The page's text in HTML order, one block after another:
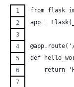
from flask
app =
def
return